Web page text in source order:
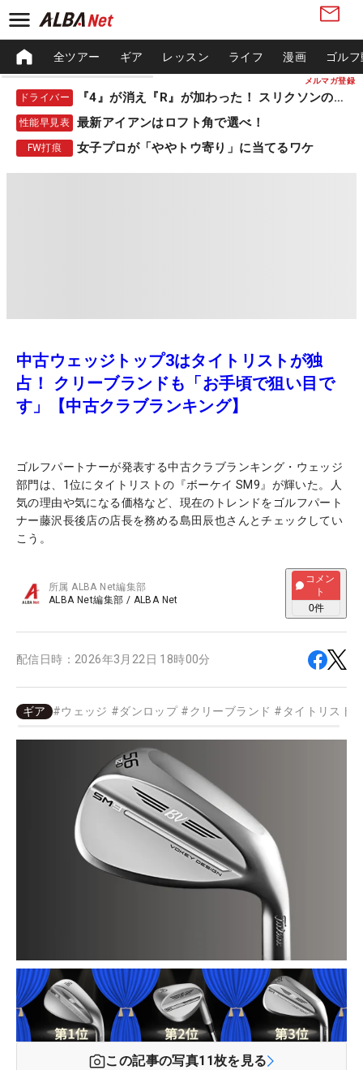
メルマガ登録
全ツアー ギア レッスン ライフ 漫画 ゴル
ドライバー 『4』が消え『R』が加わった！ スリクソンの新作
性能早見表 最新アイアンはロフト角で選べ！
FW打痕 女子プロが「ややトウ寄り」に当てるワケ
中古ウェッジトップ3はタイトリストが独
占！ クリーブランドも「お手頃で狙い目で
す」【中古クラブランキング】
ゴルフパートナーが発表する中古クラブランキング・ウェッジ
部門は、1位にタイトリストの『ボーケイ SM9』が輝いた。人
気の理由や気になる価格など、現在のトレンドをゴルフパート
ナー藤沢長後店の店長を務める島田辰也さんとチェックしてい
こう。
所属ALBA Net編集部
ALBA Net編集部 / ALBA Net
コメン
ト
0件
配信日時： 2026年3月22日 18時00分
ギア #ウェッジ #ダンロップ # クリーブランド # タイトリスト
この記事の写真11枚を見る